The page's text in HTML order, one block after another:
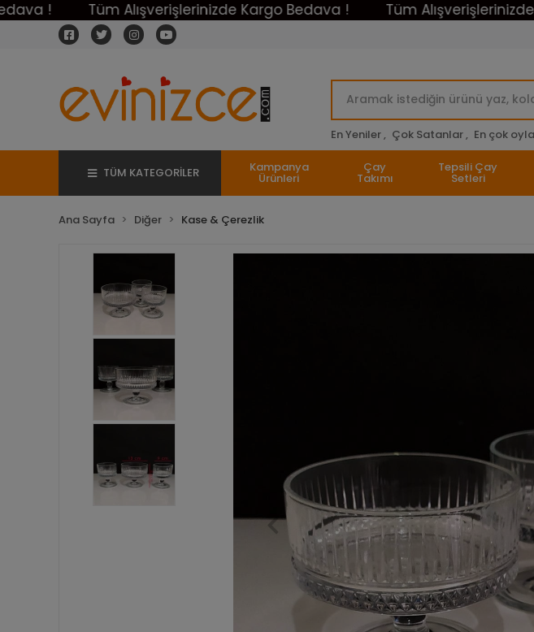
Tüm Alışverişlerinizde Kargo Bedava ! Tüm Alışverişlerinizde
En Yeniler , Çok Satanlar , En çok
TÜM KATEGORİLER Kampanya
Ürünleri
Çay
Takımı
Tepsili Çay
Setleri
Ana Sayfa Diğer Kase & Çerezlik